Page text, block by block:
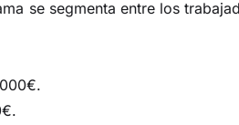
se segmenta entre los